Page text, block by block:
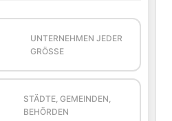
UNTERNEHMEN JEDER
GRÖSSE
STÄDTE, GEMEINDEN,
BEHÖRDEN